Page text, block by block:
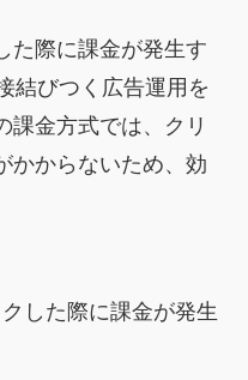
た際に課金が発生す
結びつく広告運用を
課金方式では、クリ
かからないため、効
した際に課金が発生